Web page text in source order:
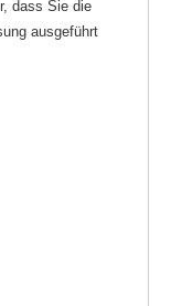
dass Sie die
ausgeführt